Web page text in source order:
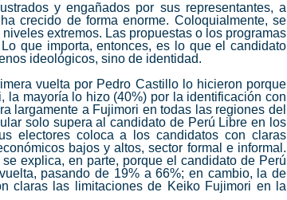
y engañados por sus representantes, a
crecido de forma enorme. Coloquialmente, se
extremos. Las propuestas o los programas
que importa, entonces, es lo que el candidato
ideológicos, sino de identidad.
vuelta por Pedro Castillolo hicieron porque
, la mayoría lo hizo (40%) por la identificación con
largamente a Fujimori en todas las regiones del
solo supera al candidato de Perú Libre en los
electores coloca a los candidatos con claras
bajos y altos, sector formal e informal.
explica, en parte, porque el candidato de Perú
pasando de 19% a 66%; en cambio, la de
claras las limitaciones de Keiko Fujimori en la